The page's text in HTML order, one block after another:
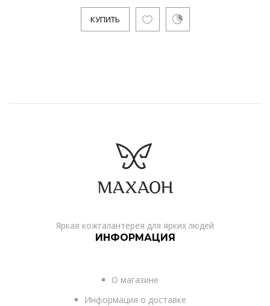
КУПИТЬ
Яркая кожгалантерея для ярких людей
ИНФОРМАЦИЯ
О магазине
Информация о доставке